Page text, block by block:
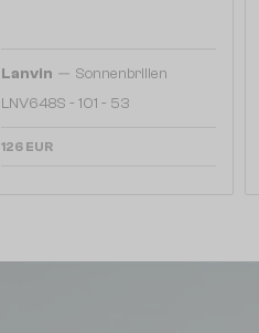
Lanvin — Sonnenbrillen
LNV648S - 101 - 53
126 EUR